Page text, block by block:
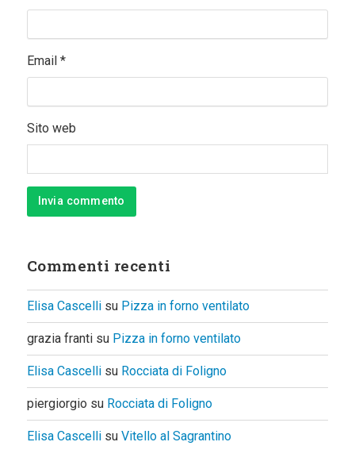
Email *
Sito web
Commenti recenti
Elisa Cascellisu Pizza in forno ventilato
grazia frantisu Pizza in forno ventilato
Elisa Cascellisu Rocciata di Foligno
piergiorgio su Rocciata di Foligno
Elisa Cascellisu Vitello al Sagrantino